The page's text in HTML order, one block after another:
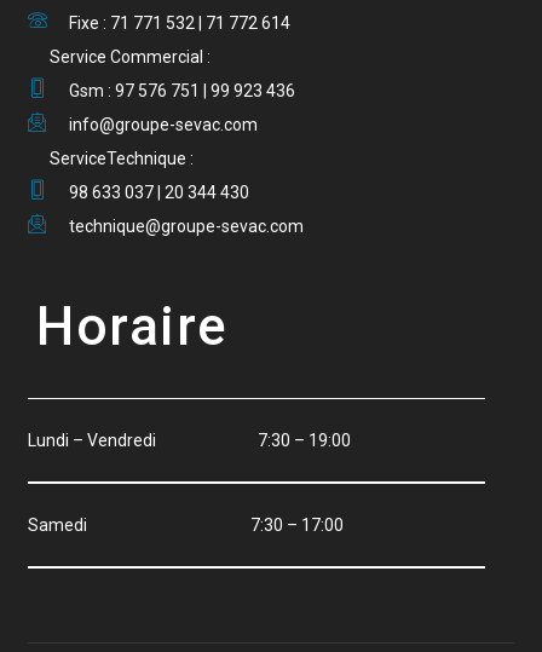
Fixe : 71 771 532 | 71 772 614
Service Commercial :
Gsm : 97 576 751 | 99 923 436
info@groupe-sevac.com
ServiceTechnique :
98 633 037 | 20 344 430
technique@groupe-sevac.com
Horaire
Lundi – Vendredi 7:30 – 19:00
Samedi 7:30 – 17:00